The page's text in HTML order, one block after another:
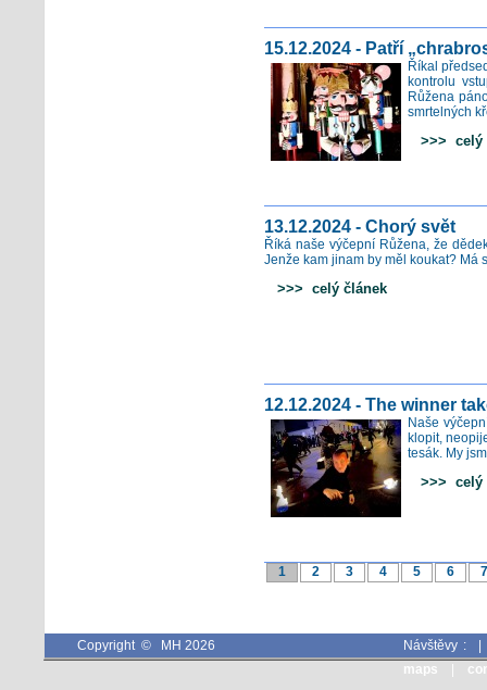
15.12.2024 - Patří
Říkal
kontrolu
Růžena
smrtelných
>>> celý
13.12.2024 - Chorý svět
Říká naše výčepní Růžena, že
Jenže kam jinam by měl koukat? Má
>>> celý článek
12.12.2024 - The winner
Naše
klopit,
tesák. My
>>> celý
1 2 3 4 5 6
Copyright © MH 2026
Návštěvy
maps